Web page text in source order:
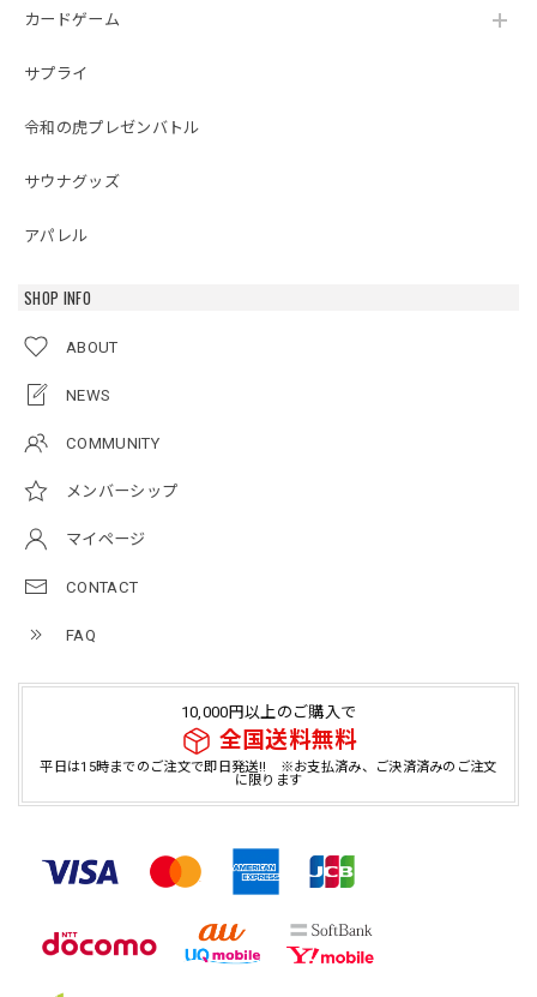
カードゲーム
サプライ
令和の虎プレゼンバトル
サウナグッズ
アパレル
SHOP INFO
ABOUT
NEWS
COMMUNITY
メンバーシップ
マイページ
CONTACT
FAQ
10,000円以上のご購入で
全国送料無料
平日は15時までのご注文で即日発送!! ※お支払済み、ご決済済みのご注文
に限ります